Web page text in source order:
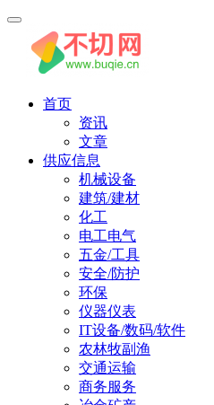
首页
资讯
文章
供应信息
机械设备
建筑/建材
化工
电工电气
五金/工具
安全/防护
环保
仪器仪表
IT设备/数码/软件
农林牧副渔
交通运输
商务服务